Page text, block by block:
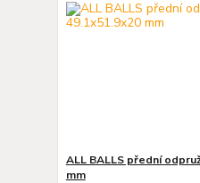
ALL BALLS přední
mm